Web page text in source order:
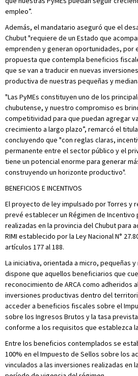
empleo”.
Además, el mandatario aseguró que el
Chubut "requiere de un Estado que
emprenden y generan oportunidades, por
propuesta que contempla beneficios
que se van a traducir en nuevas
productiva de nuestras pequeñas y
"Las PyMEs constituyen uno de los
chubutense, y nuestro compromiso es
competitividad para que puedan agregar
crecimiento a largo plazo”, remarcó el
concluyendo que "con reglas claras,
permanente entre el sector público y el
tiene un potencial enorme para generar
construyendo un horizonte productivo".
BENEFICIOS E INCENTIVOS
El proyecto de ley impulsado por Torres y
prevé establecer un Régimen de Incentivo
realizadas en la provincia del Chubut para
RIMI establecido por la Ley Nacional N°
artículos 177 al 188.
La iniciativa, orientada a micro, pequeñas
dispone que aquellos beneficiarios que
reconocimiento de ARCA como adheridos
inversiones productivas dentro del
acceder a beneficios fiscales sobre el
sobre los Ingresos Brutos y la tasa prevista
conforme a los requisitos que establezca
Entre los beneficios contemplados se
100% en el Impuesto de Sellos sobre los
vinculados a las inversiones realizadas en